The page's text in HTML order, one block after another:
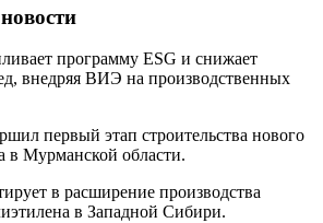
программу ESG и снижает
внедряя ВИЭ на производственных
первый этап строительства нового
в Мурманской области.
в расширение производства
в Западной Сибири.